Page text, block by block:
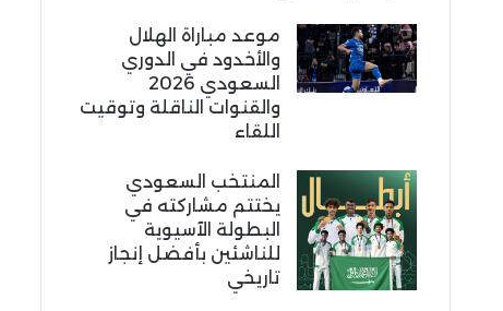
موعد مباراة الهلال
والأخدود في الدوري
السعودي 2026
والقنوات الناقلة وتوقيت
اللقاء
المنتخب السعودي
يختتم مشاركته في
البطولة الآسيوية
للناشئين بأفضل إنجاز
تاريخي